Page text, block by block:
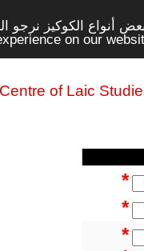
أنواع الكوكيز نرجو
on our
Centre of Laic
*
*
*